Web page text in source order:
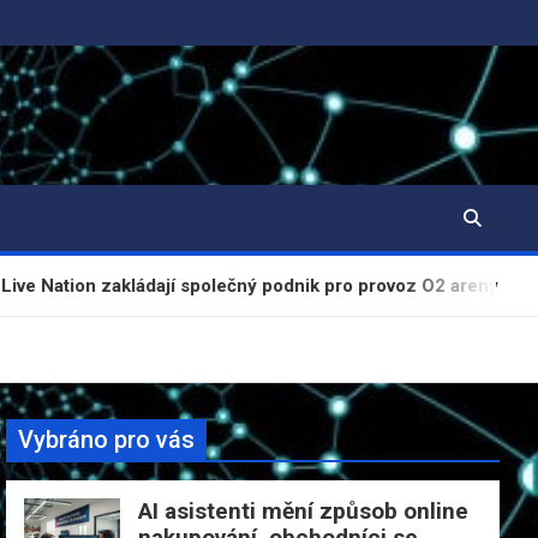
společný podnik pro provoz O2 areny a Fora Karlín
Vybráno pro vás
AI asistenti mění způsob online